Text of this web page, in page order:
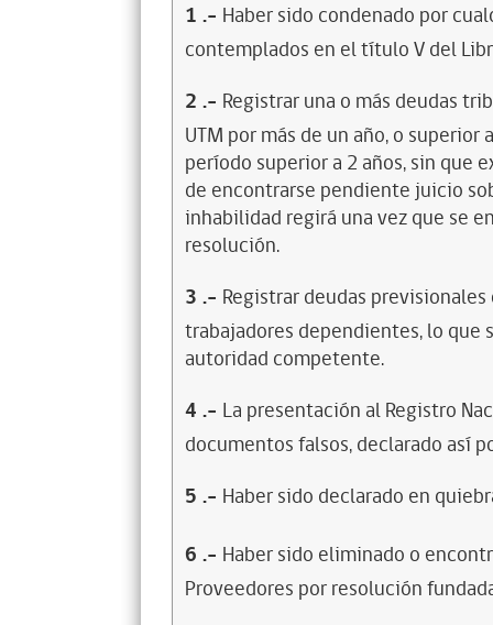
1 .- Haber sido condenado por
contemplados en el título V del
2 .- Registrar una o más deudas
UTM por más de un año, o
período superior a 2 años, sin que
de encontrarse pendiente juicio
inhabilidad regirá una vez que se
resolución.
3 .- Registrar deudas
trabajadores dependientes, lo
autoridad competente.
4 .- La presentación al Registro
documentos falsos, declarado así
5 .- Haber sido declarado en
6 .- Haber sido eliminado o
Proveedores por resolución